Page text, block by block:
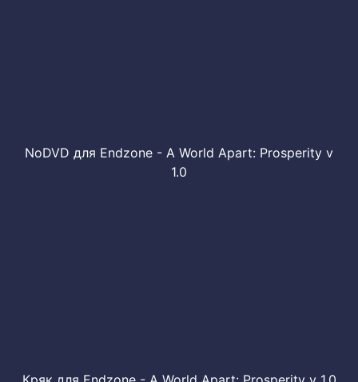
NoDVD для Endzone - A World Apart: Prosperity v
1.0